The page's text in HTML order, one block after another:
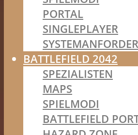
PORTAL
SINGLEPLAYER
BATTLEFIELD 2042
SPEZIALISTEN
MAPS
SPIELMODI
BATTLEFIELD